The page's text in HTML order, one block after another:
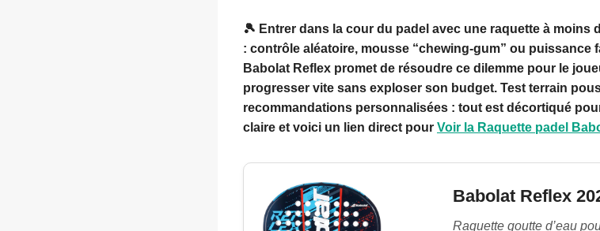
🎾 Entrer dans la cour du padel avec une raquette à moins
: contrôle aléatoire, mousse “chewing-gum” ou puissance
Babolat Reflex promet de résoudre ce dilemme pour le
progresser vite sans exploser son budget. Test terrain
recommandations personnalisées : tout est décortiqué
claire et voici un lien direct pour Voir la Raquette padel
Babolat Reflex
Raquette goutte d’eau